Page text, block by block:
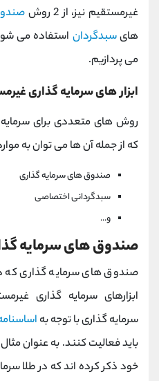
غیرمستقیم نیز، از 2 روش
هایسبدگردان استفاده می
می پردازیم.
ابزار های سرمایه گذاری
روش های متعددی برای
که از جمله آن ها می توان به
صندوق های سرمایه گذاری
سبدگردانی اختصاصی
و...
صندوق های سرمایه
صندوق های سرمایه گذاری که
ابزارهای سرمایه گذاری
سرمایه گذاری با توجه به
باید فعالیت کنند. به عنوان
خود ذکر کرده اند که در طلا